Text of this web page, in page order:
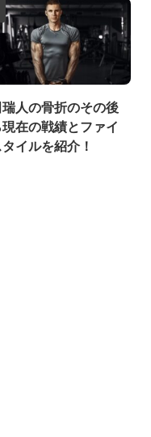
瑞人の骨折のその後
在の戦績とファイ
タイルを紹介！